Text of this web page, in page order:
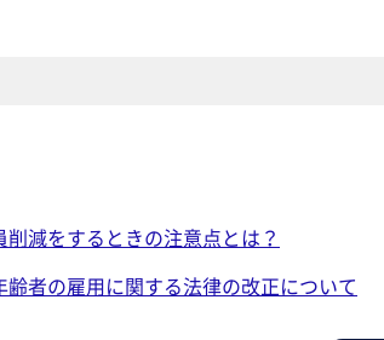
減をするときの注意点とは？
者の雇用に関する法律の改正について